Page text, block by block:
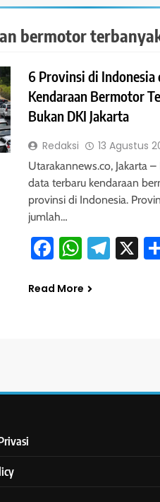
bermotor
6 Provinsi di Indonesia
Kendaraan Bermotor
Bukan DKI Jakarta
Redaksi 13 Agustus
Utarakannews.co, Jakarta
data terbaru kendaraan
provinsi di Indonesia.
jumlah…
FacebookX
Read More